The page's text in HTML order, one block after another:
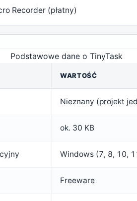
Recorder (płatny)
Podstawowe dane o TinyTask
WARTOŚĆ
Nieznany (projekt
ok. 30 KB
Windows (7, 8, 10,
Freeware